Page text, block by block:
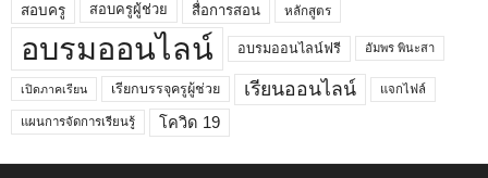
สอบครู สอบครูผู้ช่วย สื่อการสอน หลักสูตร
อบรมออนไลน์ อบรมออนไลน์ฟรี อัมพร พินะสา
เปิดภาคเรียน เรียกบรรจุครูผู้ช่วย เรียนออนไลน์ แจกไฟล์
แผนการจัดการเรียนรู้ โควิด 19